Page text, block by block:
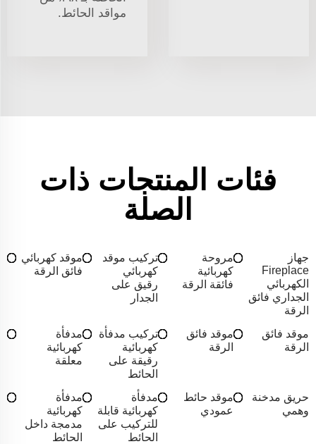
مواقد الحائط.
فئات المنتجات ذات
الصلة
جهاز
Fireplace
الكهربائي
الجداري فائق
الرقة
مروحة
كهربائية
فائقة الرقة
تركيب موقد
كهربائي
رقيق على
الجدار
موقد كهربائي
فائق الرقة
موقد فائق
الرقة
موقد فائق
الرقة
تركيب مدفأة
كهربائية
رقيقة على
الحائط
مدفأة
كهربائية
معلقة
حريق مدخنة
وهمي
موقد حائط
عمودي
مدفأة
كهربائية قابلة
للتركيب على
الحائط
مدفأة
كهربائية
مدمجة داخل
الحائط